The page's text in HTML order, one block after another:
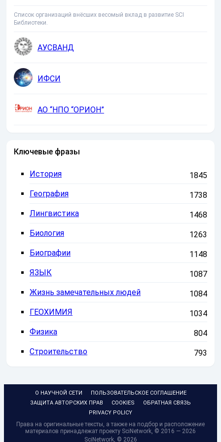
Список организаций внёсших весомый вклад в развитие SCI
Библиотеки.
АУСВАНД
ИФСИ
АО “НПО “ОРИОН”
Ключевые фразы
История
1845
География
1738
Лингвистика
1468
Биология
1263
Биографии
1148
ЯЗЫК
1087
Жизнь замечательных людей
1084
ГЕОХИМИЯ
1034
Физика
804
Строительство
793
О НАУЧНОЙ СЕТИ
ПОЛЬЗОВАТЕЛЬСКОЕ СОГЛАШЕНИЕ
ЗАЩИТА АВТОРСКИХ ПРАВ
COOKIES
ОБРАТНАЯ СВЯЗЬ
PRIVACY POLICY
Права на оригинальные тексты, а также на подбор и расположение
материалов принадлежат проекту SciNetwork, © 2016 — 2026
SciNetwork, © 2026